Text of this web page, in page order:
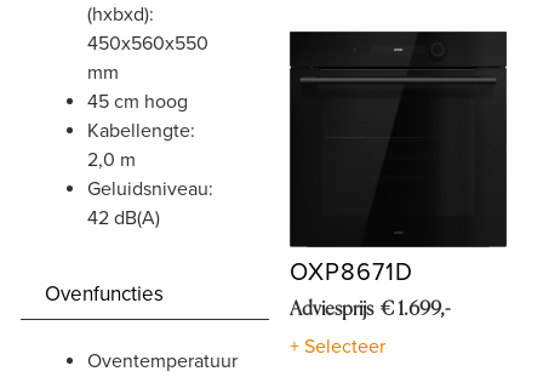
(hxbxd):
450x560x550
mm
45 cm hoog
kabellengte:
2,0 m
geluidsniveau:
42 dB(A)
Ovenfuncties
oventemperatuur
OXP8671D
Adviesprijs € 1.699,-
+ Selecteer